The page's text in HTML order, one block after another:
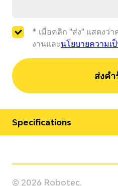
* เมื่อคลิก "ส่ง" แสดงว่
งานและนโยบายความเ
ส่งคำ
Specifications
© 2026 Robotec.